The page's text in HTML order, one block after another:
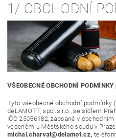
1/ OBCHODNÍ
VŠEOBECNÉ OBCHODNÍ
Tyto všeobecné obchodní podmínky
deLAMOTT, spol.s r.o., se sídlem
IČO 25056182, zapsané v
vedeném u Městského soudu v Praze
michal.charvat@delamot.cz,